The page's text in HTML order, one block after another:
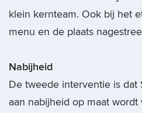
klein kernteam. Ook bij het
menu en de plaats
Nabijheid
De tweede interventie is dat
aan nabijheid op maat